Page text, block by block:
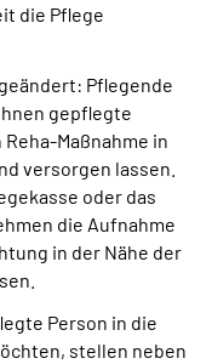
die Pflege
Pflegende
gepflegte
Maßnahme in
versorgen lassen.
oder das
die Aufnahme
in der Nähe der
Person in die
stellen neben